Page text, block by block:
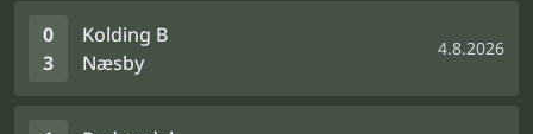
0
3
Kolding B
Næsby
4.8.2026